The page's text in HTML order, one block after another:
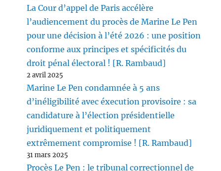
La Cour d’appel de Paris accélère
l’audiencement du procès de Marine Le Pen
pour une décision à l’été 2026 : une position
conforme aux principes et spécificités du
droit pénal électoral ! [R. Rambaud]
2 avril 2025
Marine Le Pen condamnée à 5 ans
d’inéligibilité avec éxecution provisoire : sa
candidature à l’élection présidentielle
juridiquement et politiquement
extrêmement compromise ! [R. Rambaud]
31 mars 2025
Procès Le Pen : le tribunal correctionnel de